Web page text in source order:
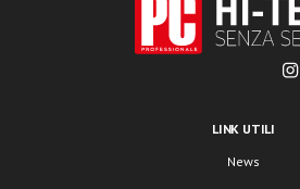
LINK UTILI
News